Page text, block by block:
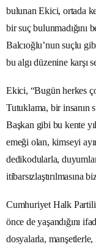
bulunan Ekici, ortada
bir suç bulunmadığını
Balcıoğlu’nun suçlu
bu algı düzenine karşı
Ekici, “Bugün herkes
Tutuklama, bir insanın
Başkan gibi bu kente
emeği olan, kimseyi
dedikodularla,
itibarsızlaştırılmasına
Cumhuriyet Halk Partili
önce de yaşandığını
dosyalarla,